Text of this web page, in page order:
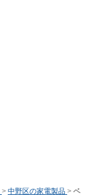
> 中野区の家電製品 > ベ